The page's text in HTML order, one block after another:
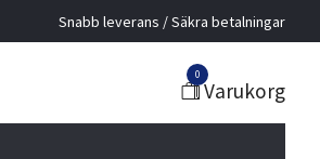
Snabb leverans / Säkra betalningar
0
Varukorg